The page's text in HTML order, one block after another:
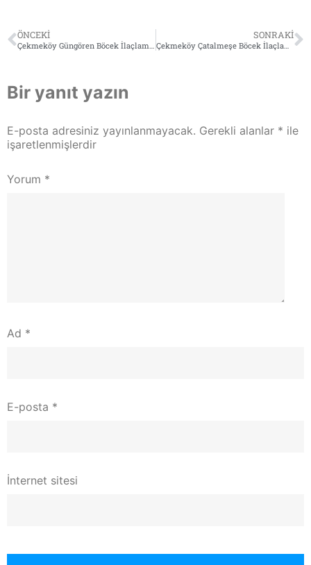
ÖNCEKI
Çekmeköy Güngören Böcek İlaçlama (Tel:0532 564 18 95)
SONRAKI
Çekmeköy Çatalmeşe Böcek İlaçlama (Tel:0532 564 18 95)
Bir yanıt yazın
E-posta adresiniz yayınlanmayacak. Gerekli alanlar * ile
işaretlenmişlerdir
Yorum *
Ad *
E-posta *
İnternet sitesi